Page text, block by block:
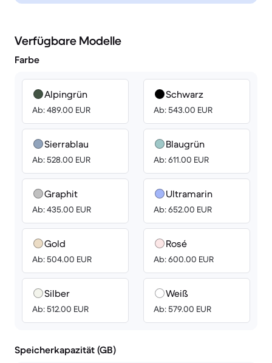
Verfügbare Modelle
Farbe
Alpingrün
Ab: 489.00 EUR
Sierrablau
Ab: 528.00 EUR
Graphit
Ab: 435.00 EUR
Gold
Ab: 504.00 EUR
Silber
Ab: 512.00 EUR
Schwarz
Ab: 543.00 EUR
Blaugrün
Ab: 611.00 EUR
Ultramarin
Ab: 652.00 EUR
Rosé
Ab: 600.00 EUR
Weiß
Ab: 579.00 EUR
Speicherkapazität (GB)